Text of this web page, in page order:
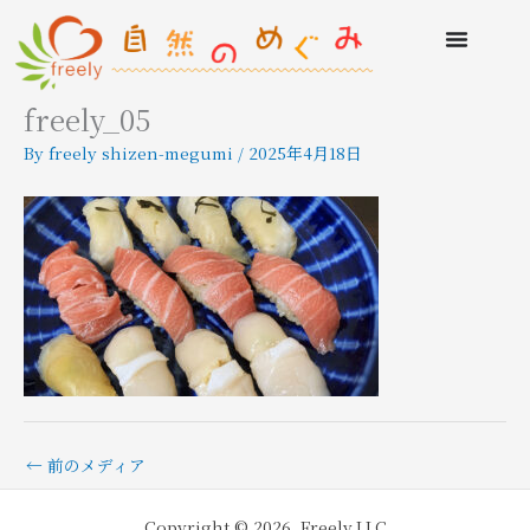
freely_05
By freely shizen-megumi / 2025年4月18日
← 前のメディア